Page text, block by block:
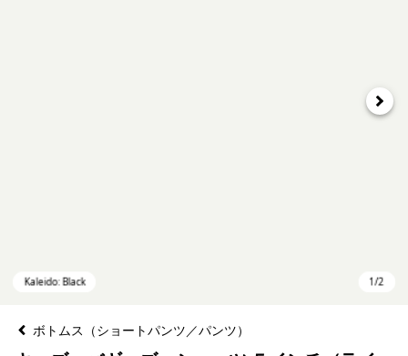
次へ
ボトムス（ショートパンツ／パンツ）